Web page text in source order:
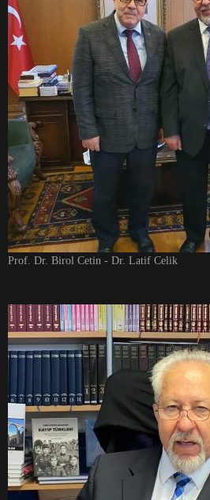
Prof. Dr. Birol Cetin - Dr. Latif Celik